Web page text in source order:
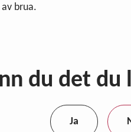
brua.
du det
Ja